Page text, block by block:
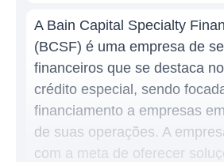
A Bain Capital Specialty
(BCSF) é uma empresa de
financeiros que se destaca
crédito especial, sendo
financiamento a empresas
de suas operações. A
com a meta de oferecer